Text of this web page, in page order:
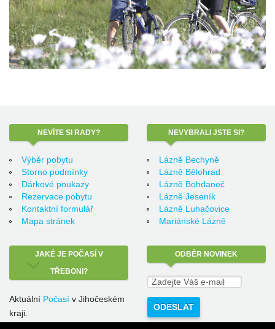
NEVÍTE SI RADY?
Výběr pobytu
Storno podmínky
Dárkové poukazy
Rezervace pobytu
Kontaktní formulář
Mapa stránek
NEVYBRALI JSTE SI?
Lázně Bechyně
Lázně Bělohrad
Lázně Bohdaneč
Lázně Jeseník
Lázně Luhačovice
Mariánské Lázně
JAKÉJE POČASÍ V
TŘEBONI?
Aktuální Počasí v Jihočeském
kraji.
ODBĚR NOVINEK